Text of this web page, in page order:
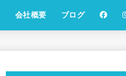
会社概要 ブログ